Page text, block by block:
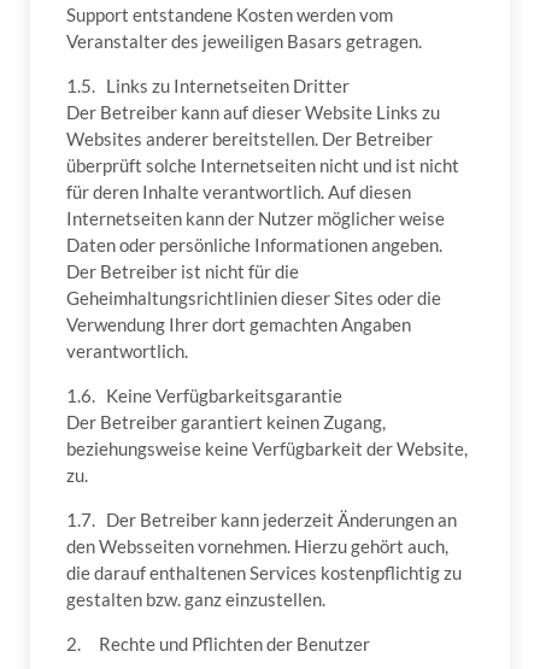
Support entstandene Kosten werden vom
Veranstalter des jeweiligen Basars getragen.
1.5. Links zu Internetseiten Dritter
Der Betreiber kann auf dieser Website Links zu
Websites anderer bereitstellen. Der Betreiber
überprüft solche Internetseiten nicht und ist nicht
für deren Inhalte verantwortlich. Auf diesen
Internetseiten kann der Nutzer möglicher weise
Daten oder persönliche Informationen angeben.
Der Betreiber ist nicht für die
Geheimhaltungsrichtlinien dieser Sites oder die
Verwendung Ihrer dort gemachten Angaben
verantwortlich.
1.6. Keine Verfügbarkeitsgarantie
Der Betreiber garantiert keinen Zugang,
beziehungsweise keine Verfügbarkeit der Website,
zu.
1.7. Der Betreiber kann jederzeit Änderungen an
den Websseiten vornehmen. Hierzu gehört auch,
die darauf enthaltenen Services kostenpflichtig zu
gestalten bzw. ganz einzustellen.
2. Rechte und Pflichten der Benutzer